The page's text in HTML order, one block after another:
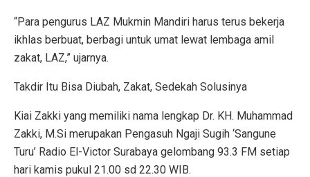
“Para pengurus LAZ Mukmin Mandiri harus terus bekerja
ikhlas berbuat, berbagi untuk umat lewat lembaga amil
zakat, LAZ,” ujarnya.
Takdir Itu Bisa Diubah, Zakat, Sedekah Solusinya
Kiai Zakki yang memiliki nama lengkap Dr. KH. Muhammad
Zakki, M.Si merupakan Pengasuh Ngaji Sugih ‘Sangune
Turu’ Radio El-Victor Surabaya gelombang 93.3 FM setiap
hari kamis pukul 21.00 sd 22.30 WIB.